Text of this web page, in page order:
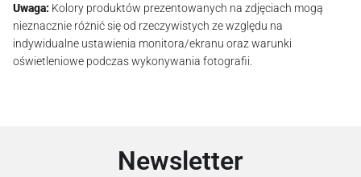
Uwaga: Kolory produktów prezentowanych na zdjęciach mogą
nieznacznie różnić się od rzeczywistych ze względu na
indywidualne ustawienia monitora/ekranu oraz warunki
oświetleniowe podczas wykonywania fotografii.
Newsletter